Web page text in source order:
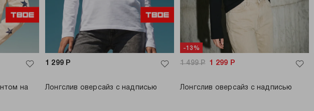
на
1 299 Р
Лонгслив оверсайз с надписью
-13%
1 499Р 1 299 Р
Лонгслив оверсайз с надписью